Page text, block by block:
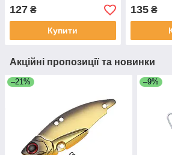
127 ₴
Купити
135₴
Акційні пропозиції та новинки
–21% –9%